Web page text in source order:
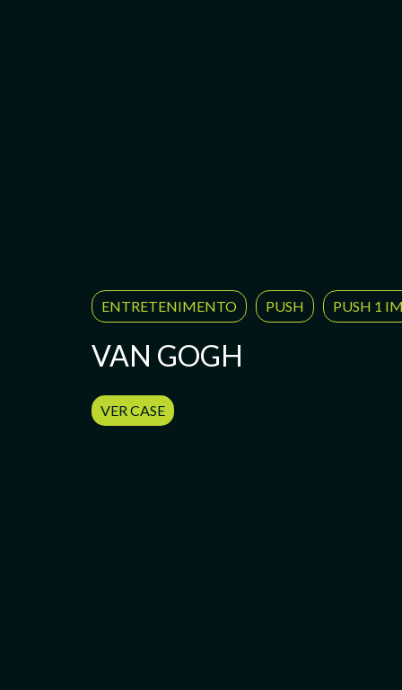
ENTRETENIMENTO PUSH PUSH 1
VAN GOGH
VER CASE